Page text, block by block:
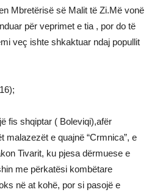
Mbretërisë së Malit të Zi.Më vonë
për veprimet e tia , por do të
veç ishte shkaktuar ndaj popullit
fis shqiptar ( Boleviqi),afër
malazezët e quajnë “Crmnica”, e
Tivarit, ku pjesa dërmuese e
me përkatësi kombëtare
në at kohë, por si pasojë e